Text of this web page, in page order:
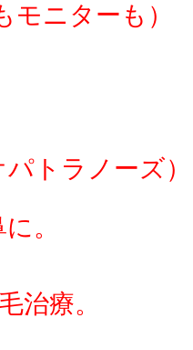
ニターも）
トラノーズ）
。
治療。